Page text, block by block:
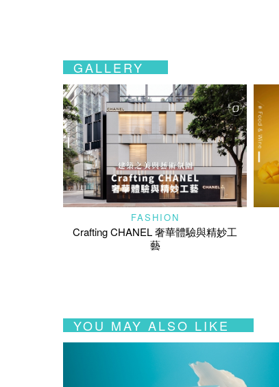
GALLERY
FASHION
Crafting CHANEL 奢華體驗與精妙工
藝
YOU MAY ALSO LIKE